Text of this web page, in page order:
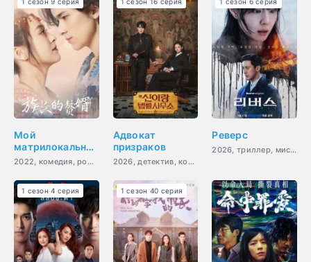
Мой
матрилокальный
муж
2022, комедия, романтика
Адвокат
призраков
2026, детектив, комедия, фэнтези, мистика, закон, сверхъестественное
Реверс
2026, триллер, мистика, мелодрама
1 сезон 4 серия 1 сезон 40 серия